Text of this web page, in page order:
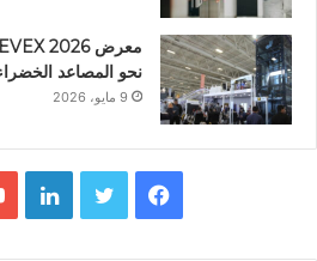
نحو المصاعد
9 مايو، 2026